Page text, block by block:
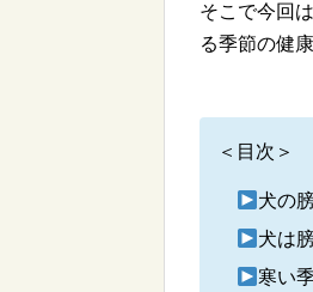
そこで今回
る季節の健
＜目次＞
犬の
犬は
寒い